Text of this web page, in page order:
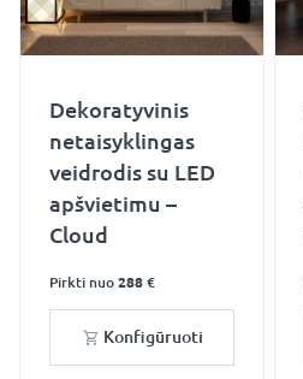
Dekoratyvinis
netaisyklingas
veidrodis su LED
apšvietimu –
Cloud
Pirkti nuo 288 €
Konfigūruoti